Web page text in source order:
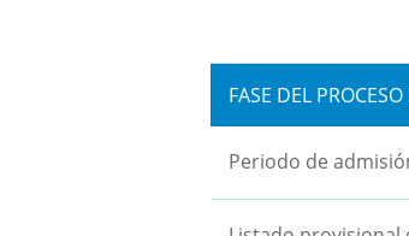
FASE DEL
Periodo de